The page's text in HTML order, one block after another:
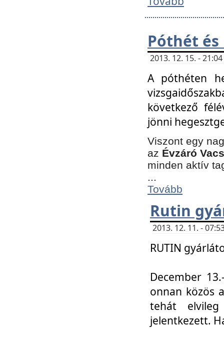
Póthét és
2013. 12. 15. -
A póthéten
következő
jönni
Viszont egy
az Évzáró
minden aktív
...
Tovább
Rutin
2013. 12. 11. -
RUTIN
December
onnan közös
tehát
jelentkezett.